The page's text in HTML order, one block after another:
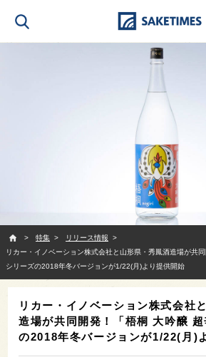
特集
リリース情報
リカー・イノベーション株式会社と山形県・秀鳳酒造場が共
シリーズの2018年冬バージョンが1/22(月)より提供開始
リカー・イノベーション株式会社
造場が共同開発！「梧桐 大吟醸
の2018年冬バージョンが1/22(月)